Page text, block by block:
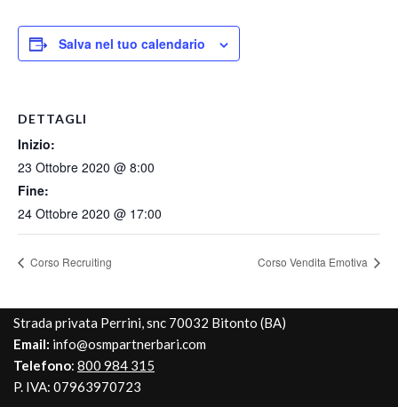
Salva nel tuo calendario
DETTAGLI
Inizio:
23 Ottobre 2020 @ 8:00
Fine:
24 Ottobre 2020 @ 17:00
Corso Recruiting Corso Vendita Emotiva
Strada privata Perrini, snc 70032 Bitonto (BA)
Email: info@osmpartnerbari.com
Telefono: 800 984 315
P. IVA: 07963970723